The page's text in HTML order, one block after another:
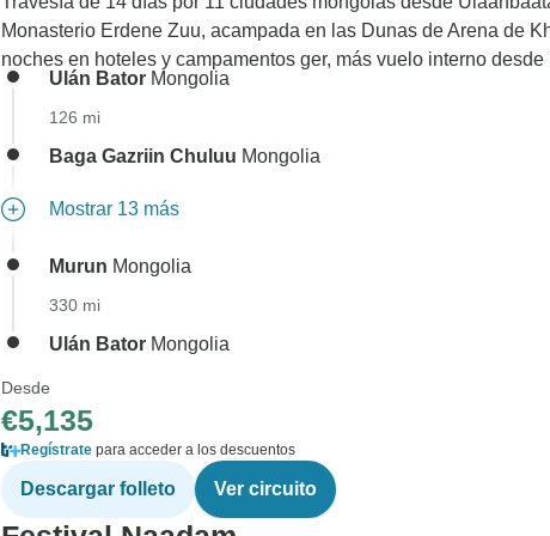
Monasterio Erdene Zuu, acampada en las Dunas de Arena de
noches en hoteles y campamentos ger, más vuelo interno
Ulán Bator Mongolia
126 mi
Baga Gazriin Chuluu Mongolia
Mostrar 13 más
Murun Mongolia
330 mi
Ulán Bator Mongolia
Desde
€5,135
Regístrate para acceder a los descuentos
Descargar folleto Ver circuito